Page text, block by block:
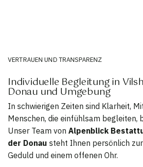
VERTRAUEN UND TRANSPARENZ
Individuelle Begleitung in
Donau und Umgebung
In schwierigen Zeiten sind Klarheit,
Menschen, die einfühlsam begleiten,
Unser Team von Alpenblick
der Donau steht Ihnen persönlich
Geduld und einem offenen Ohr.